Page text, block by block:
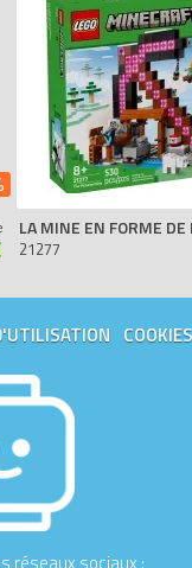
21277
COOKIES